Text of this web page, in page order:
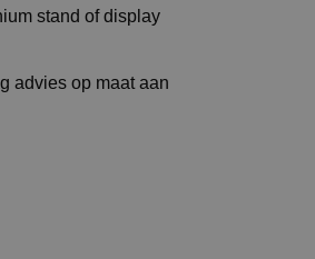
stand of display
advies op maat aan